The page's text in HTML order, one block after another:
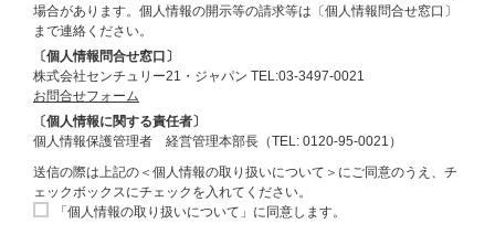
場合があります。個人情報の開示等の請求等は〔個人情報問合せ窓口〕
まで連絡ください。
〔個人情報問合せ窓口〕
株式会社センチュリー21・ジャパン TEL:03-3497-0021
お問合せフォーム
〔個人情報に関する責任者〕
個人情報保護管理者 経営管理本部長（TEL: 0120-95-0021）
送信の際は上記の＜個人情報の取り扱いについて＞にご同意のうえ、チ
ェックボックスにチェックを入れてください。
「個人情報の取り扱いについて」に同意します。